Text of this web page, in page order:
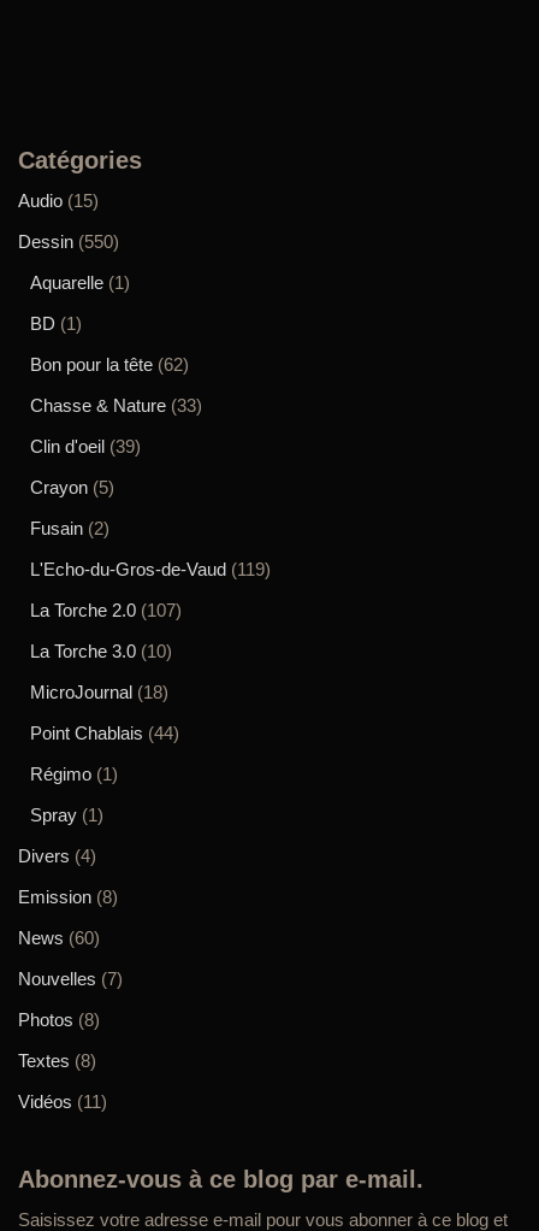
Catégories
Audio (15)
Dessin (550)
Aquarelle (1)
BD (1)
Bon pour la tête (62)
Chasse & Nature (33)
Clin d'oeil (39)
Crayon (5)
Fusain (2)
L'Echo-du-Gros-de-Vaud (119)
La Torche 2.0 (107)
La Torche 3.0 (10)
MicroJournal (18)
Point Chablais (44)
Régimo (1)
Spray (1)
Divers (4)
Emission (8)
News (60)
Nouvelles (7)
Photos (8)
Textes (8)
Vidéos (11)
Abonnez-vous à ce blog par e-mail.
Saisissez votre adresse e-mail pour vous abonner à ce blog et